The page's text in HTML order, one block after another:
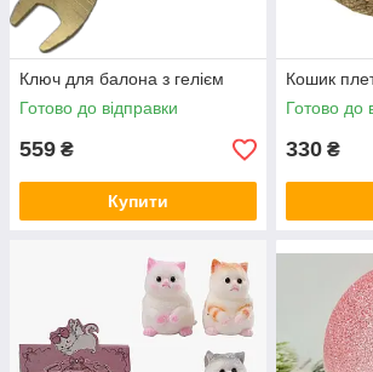
Ключ для балона з гелієм
Готово до відправки
559 ₴
Купити
Кошик
Готово до
330 ₴